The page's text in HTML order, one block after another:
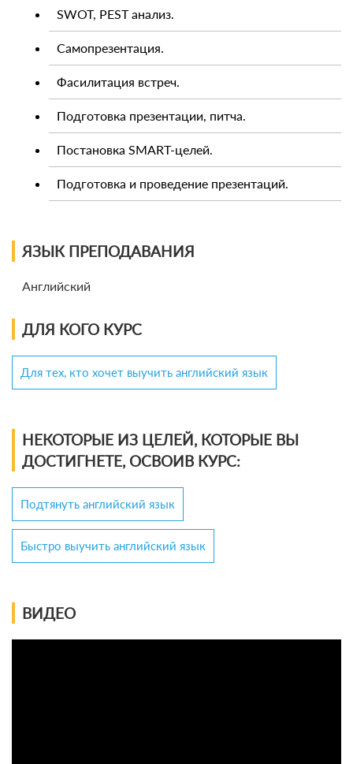
SWOT, PEST анализ.
Самопрезентация.
Фасилитация встреч.
Подготовка презентации, питча.
Постановка SMART-целей.
Подготовка и проведение презентаций.
ЯЗЫК ПРЕПОДАВАНИЯ
Английский
ДЛЯ КОГО КУРС
Для тех, кто хочет выучить английский язык
НЕКОТОРЫЕ ИЗ ЦЕЛЕЙ, КОТОРЫЕ ВЫ
ДОСТИГНЕТЕ, ОСВОИВ КУРС:
Подтянуть английский язык
Быстро выучить английский язык
ВИДЕО